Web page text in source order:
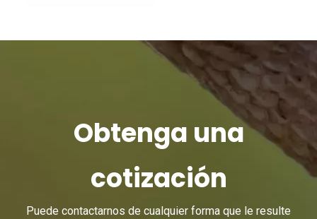
Obtenga una
cotización
Puede contactarnos de cualquier forma que le resulte